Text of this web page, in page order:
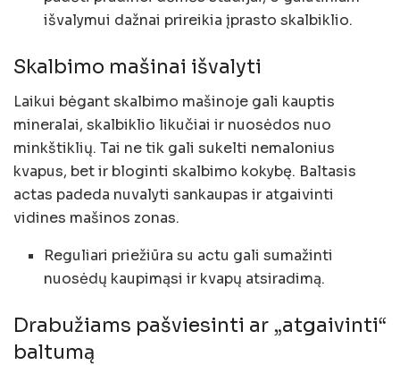
išvalymui dažnai prireikia įprasto skalbiklio.
Skalbimo mašinai išvalyti
Laikui bėgant skalbimo mašinoje gali kauptis
mineralai, skalbiklio likučiai ir nuosėdos nuo
minkštiklių. Tai ne tik gali sukelti nemalonius
kvapus, bet ir bloginti skalbimo kokybę. Baltasis
actas padeda nuvalyti sankaupas ir atgaivinti
vidines mašinos zonas.
Reguliari priežiūra su actu gali sumažinti
nuosėdų kaupimąsi ir kvapų atsiradimą.
Drabužiams pašviesinti ar „atgaivinti“
baltumą